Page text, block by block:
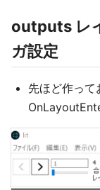
outputs レ
ガ設定
先ほど作って